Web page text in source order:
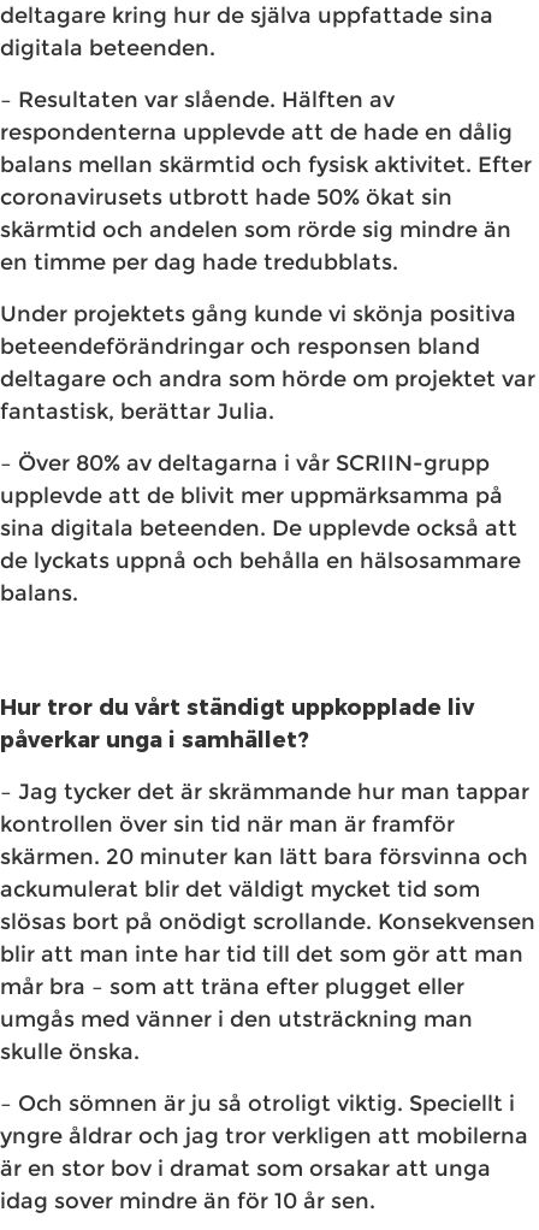
deltagare kring hur de själva uppfattade sina
digitala beteenden.
– Resultaten var slående. Hälften av
respondenterna upplevde att de hade en dålig
balans mellan skärmtid och fysisk aktivitet. Efter
coronavirusets utbrott hade 50% ökat sin
skärmtid och andelen som rörde sig mindre än
en timme per dag hade tredubblats.
Under projektets gång kunde vi skönja positiva
beteendeförändringar och responsen bland
deltagare och andra som hörde om projektet var
fantastisk, berättar Julia.
– Över 80% av deltagarna i vår SCRIIN-grupp
upplevde att de blivit mer uppmärksamma på
sina digitala beteenden. De upplevde också att
de lyckats uppnå och behålla en hälsosammare
balans.
Hur tror du vårt ständigt uppkopplade liv
påverkar unga i samhället?
– Jag tycker det är skrämmande hur man tappar
kontrollen över sin tid när man är framför
skärmen. 20 minuter kan lätt bara försvinna och
ackumulerat blir det väldigt mycket tid som
slösas bort på onödigt scrollande. Konsekvensen
blir att man inte har tid till det som gör att man
mår bra – som att träna efter plugget eller
umgås med vänner i den utsträckning man
skulle önska.
– Och sömnen är ju så otroligt viktig. Speciellt i
yngre åldrar och jag tror verkligen att mobilerna
är en stor bov i dramat som orsakar att unga
idag sover mindre än för 10 år sen.